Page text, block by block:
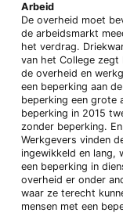
Arbeid
De overheid moet
de arbeidsmarkt
het verdrag.
van het College zegt
de overheid en
een beperking aan
beperking een grote
beperking in 2015
zonder beperking.
Werkgevers vinden
ingewikkeld en lang,
een beperking in
overheid er onder
waar ze terecht
mensen met een